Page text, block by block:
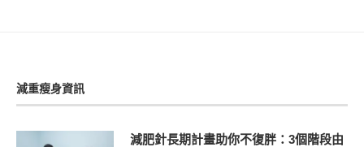
減重瘦身資訊
減肥針長期計畫助你不復胖：3個階段由